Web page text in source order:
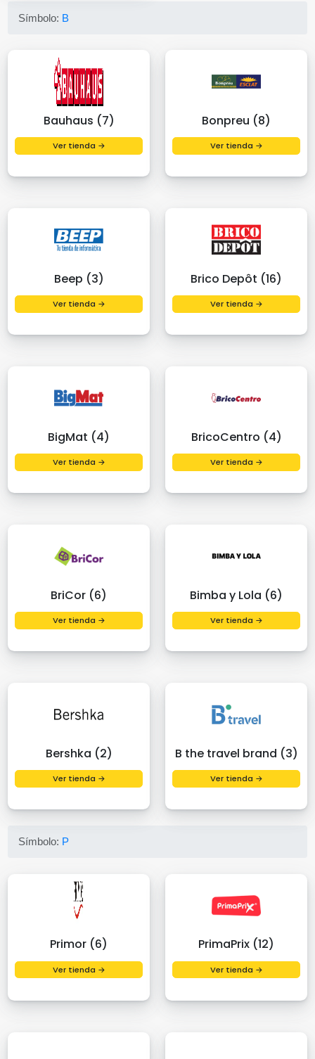
Símbolo: B
Bauhaus (7)
Ver tienda →
Bonpreu (8)
Ver tienda →
Beep (3)
Ver tienda →
Brico Depôt (16)
Ver tienda →
BigMat (4)
Ver tienda →
BricoCentro (4)
Ver tienda →
BriCor (6)
Ver tienda →
Bimba y Lola (6)
Ver tienda →
Bershka (2)
Ver tienda →
B the travel brand (3)
Ver tienda →
Símbolo: P
Primor (6)
Ver tienda →
PrimaPrix (12)
Ver tienda →